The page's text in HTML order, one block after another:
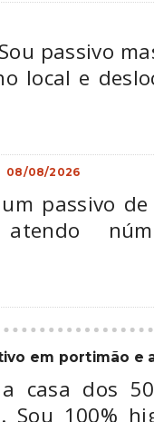
passivo
local e
08/08/2026
passivo
em portimão e
casa dos
100%